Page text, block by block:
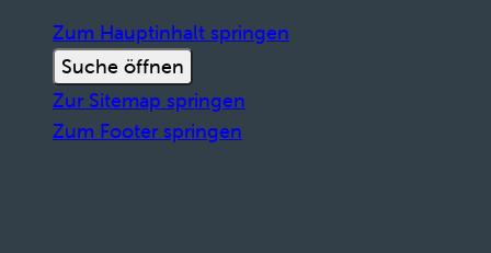
Zum Hauptinhalt springen
Suche öffnen
Zur Sitemap springen
Zum Footer springen